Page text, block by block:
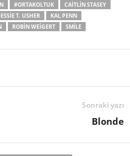
#ORTAKOLTUK
CAITLIN STASEY
T. USHER
KAL PENN
ROBIN WEIGERT
SMILE
Sonraki yazı
Blonde